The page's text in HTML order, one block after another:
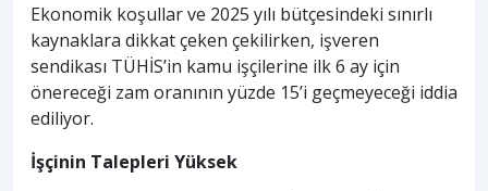
Ekonomik koşullar ve 2025 yılı bütçesindeki sınırlı
kaynaklara dikkat çeken çekilirken, işveren
sendikası TÜHİS’in kamu işçilerine ilk 6 ay için
önereceği zam oranının yüzde 15’i geçmeyeceği iddia
ediliyor.
İşçinin Talepleri Yüksek